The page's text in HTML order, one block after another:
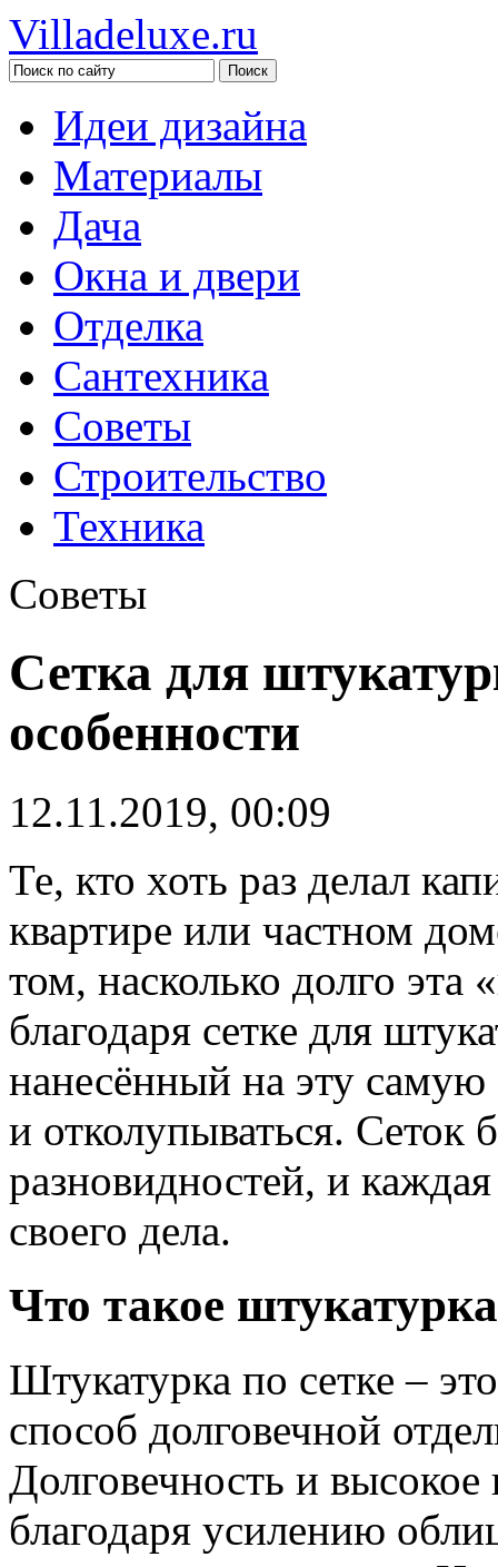
Villadeluxe.ru
Идеи дизайна
Материалы
Дача
Окна и двери
Отделка
Сантехника
Советы
Строительство
Техника
Советы
Сетка для
особенности
12.11.2019, 00:09
Те, кто хоть раз делал
квартире или частном
том, насколько долго эта
благодаря сетке для
нанесённый на эту самую
и отколупываться. Сеток
разновидностей, и
своего дела.
Что такое
Штукатурка по сетке –
способ долговечной
Долговечность и высокое
благодаря усилению